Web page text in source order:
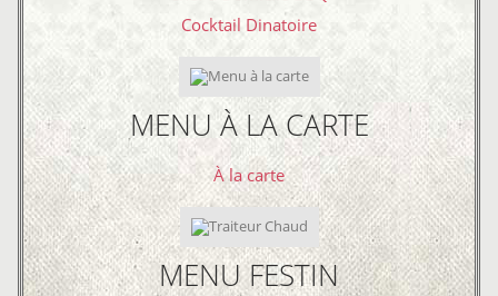
Cocktail Dinatoire
MENU À LA CARTE
À la carte
MENU FESTIN